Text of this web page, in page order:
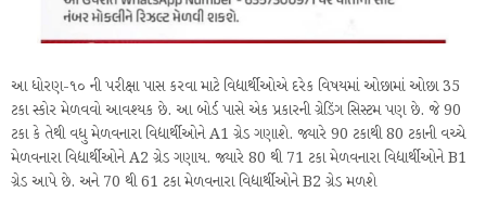
આ ધોરણ-૧૦ ની પરીક્ષા પાસ કરવા માટે વિદ્યાર્થીઓએ દરેક વિષયમાં ઓછામાં ઓછા 35
ટકા સ્કોર મેળવવો આવશ્યક છે. આ બોર્ડ પાસે એક પ્રકારની ગ્રેડિંગ સિસ્ટમ પણ છે. જે 90
ટકા કે તેથી વધુ મેળવનારા વિદ્યાર્થીઓને A1 ગ્રેડ ગણાશે. જ્યારે 90 ટકાથી 80 ટકાની વચ્ચે
મેળવનારા વિદ્યાર્થીઓને A2 ગ્રેડ ગણાય. જ્યારે 80 થી 71 ટકા મેળવનારા વિદ્યાર્થીઓને B1
ગ્રેડ આપે છે. અને 70 થી 61 ટકા મેળવનારા વિદ્યાર્થીઓને B2 ગ્રેડ મળશે